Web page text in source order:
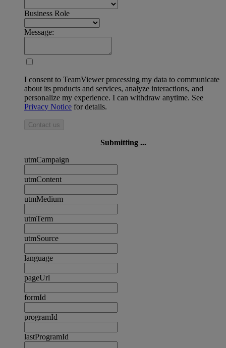
Business Role
Message:
I consent to TeamViewer processing my data to communicate
about its products and services, analyze interactions, and
personalize my experience. I can withdraw anytime. See
Privacy Notice for details.
Contact us
Submitting ...
utmCampaign
utmContent
utmMedium
utmTerm
utmSource
language
pageUrl
formId
programId
lastProgramId